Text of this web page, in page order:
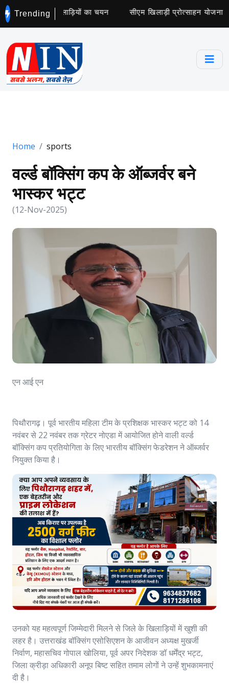
Trending
के लिए 5 खिलाड़ियों का चयन सीएम खिलाड़ी प्रोत्साहन योजना
Home sports
वर्ल्ड बॉक्सिंग कप के ऑब्जर्वर बने
भास्कर भट्ट
(12-Nov-2025)
एन आई एन
पिथौरागढ़। पूर्व भारतीय महिला टीम के प्रशिक्षक भास्कर भट्ट को 14
नवंबर से 22 नवंबर तक ग्रेटर नोएडा में आयोजित होने वाली वर्ल्ड
बॉक्सिंग कप प्रतियोगिता के लिए भारतीय बॉक्सिंग फेडरेशन ने ऑब्जर्वर
नियुक्त किया है।
उनको यह महत्वपूर्ण जिम्मेदारी मिलने से जिले के खिलाड़ियों में खुशी की
लहर है। उत्तराखंड बॉक्सिंग एसोसिएशन के आजीवन अध्यक्ष मुखर्जी
निर्वाण, महासचिव गोपाल खोलिया, पूर्व अपर निदेशक डॉ धर्मेंद्र भट्ट,
जिला क्रीड़ा अधिकारी अनूप बिष्ट सहित तमाम लोगों ने उन्हें शुभकामनाएं
दी है।